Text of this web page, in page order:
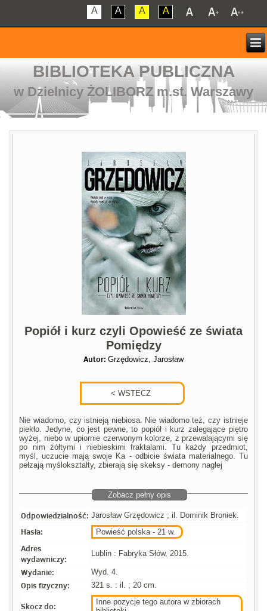
A A A A
BIBLIOTEKA PUBLICZNA
w Dzielnicy ŻOLIBORZ m.st. Warszawy
Popiół i kurz czyli Opowieść ze świata
Pomiędzy
Autor: Grzędowicz, Jarosław
Nie wiadomo, czy istnieją niebiosa. Nie wiadomo też, czy istnieje
piekło. Jedyne, co jest pewne, to popiół i kurz zalegające piętro
wyżej, niebo w upiornie czerwonym kolorze, z przewalającymi się
po nim żółtymi i niebieskimi fraktalami. Tu każdy przedmiot,
myśl, uczucie mają swoje Ka - odbicie świata materialnego. Tu
pełzają myślokształty, zbierają się skeksy - demony nagłej
Zobacz pełny opis
Odpowiedzialność: Jarosław Grzędowicz ; il. Dominik Broniek.
Hasła: Powieść polska - 21 w.
Adres
wydawniczy:
Lublin : Fabryka Słów, 2015.
Wydanie: Wyd. 4.
Opis fizyczny: 321 s. : il. ; 20 cm.
Skocz do:
Inne pozycje tego autora w zbiorach